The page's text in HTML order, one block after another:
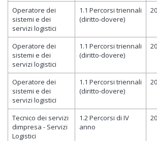
Operatore dei
sistemi e dei
servizi logistici
1.1 Percorsi triennali
(diritto-dovere)
Operatore dei
sistemi e dei
servizi logistici
1.1 Percorsi triennali
(diritto-dovere)
Operatore dei
sistemi e dei
servizi logistici
1.1 Percorsi triennali
(diritto-dovere)
Tecnico dei servizi
dimpresa - Servizi
Logistici
1.2 Percorsi di IV
anno